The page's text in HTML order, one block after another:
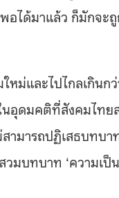
ได้มาแล้ว ก็มักจะ
ม่และไปไกลเกินก
นอุดมคติที่สังคมไท
มารถปฏิเสธบทบา
มบทบาท ‘ความเป็